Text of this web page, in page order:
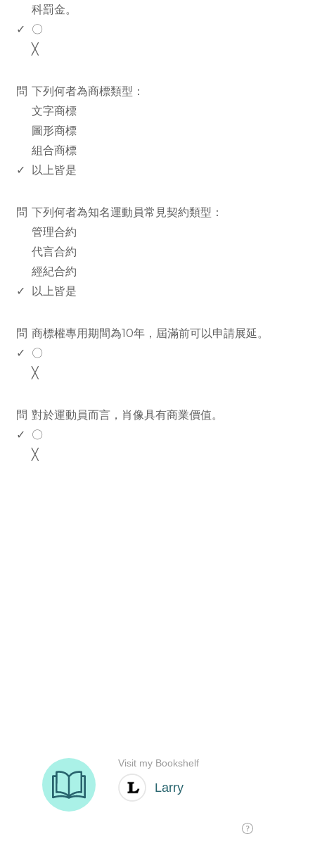
科罰金。
✓
〇
╳
問 下列何者為商標類型：
文字商標
圖形商標
組合商標
✓
以上皆是
問 下列何者為知名運動員常見契約類型：
管理合約
代言合約
經紀合約
✓
以上皆是
問 商標權專用期間為10年，屆滿前可以申請展延。
✓
〇
╳
問 對於運動員而言，肖像具有商業價值。
✓
〇
╳